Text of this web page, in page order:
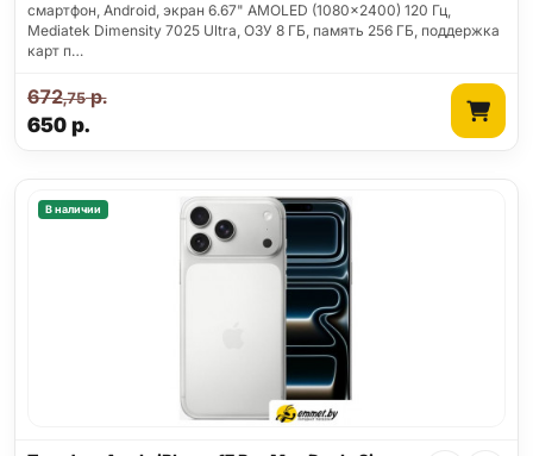
смартфон, Android, экран 6.67" AMOLED (1080x2400) 120 Гц,
Mediatek Dimensity 7025 Ultra, ОЗУ 8 ГБ, память 256 ГБ, поддержка
карт п…
650р.
672,75р.
В наличии